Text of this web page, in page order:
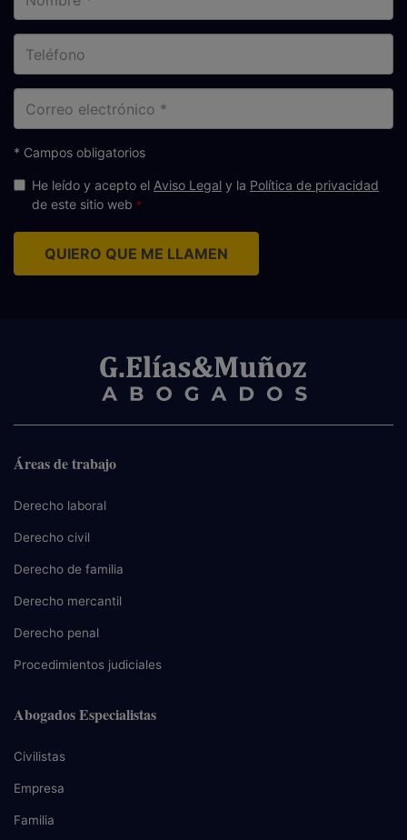
electrónico
* Campos obligatorios
He leído y acepto el Aviso Legal y la Política de privacidad
de este sitio web
QUIERO QUE ME LLAMEN
Áreas de trabajo
Derecho laboral
Derecho civil
Derecho de familia
Derecho mercantil
Derecho penal
Procedimientos judiciales
Abogados Especialistas
Civilistas
Empresa
Familia